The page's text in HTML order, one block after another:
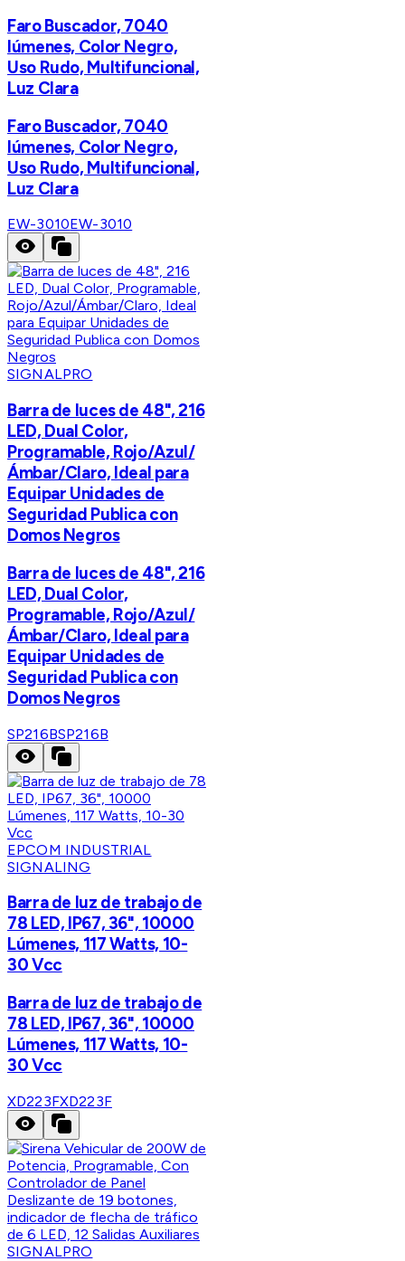
Faro Buscador, 7040
lúmenes, Color Negro,
Uso Rudo, Multifuncional,
Luz Clara
Faro Buscador, 7040
lúmenes, Color Negro,
Uso Rudo, Multifuncional,
Luz Clara
EW-3010EW-3010
SIGNALPRO
Barra de luces de 48", 216
LED, Dual Color,
Programable, Rojo/Azul/
Ámbar/Claro, Ideal para
Equipar Unidades de
Seguridad Publica con
Domos Negros
Barra de luces de 48", 216
LED, Dual Color,
Programable, Rojo/Azul/
Ámbar/Claro, Ideal para
Equipar Unidades de
Seguridad Publica con
Domos Negros
SP216BSP216B
EPCOM INDUSTRIAL
SIGNALING
Barra de luz de trabajo de
78 LED, IP67, 36", 10000
Lúmenes, 117 Watts, 10-
30 Vcc
Barra de luz de trabajo de
78 LED, IP67, 36", 10000
Lúmenes, 117 Watts, 10-
30 Vcc
XD223FXD223F
SIGNALPRO